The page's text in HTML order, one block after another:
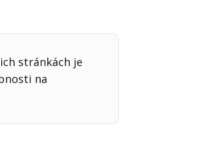
stránkách je
na